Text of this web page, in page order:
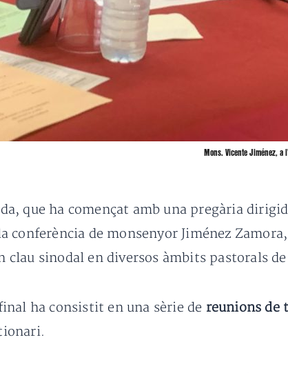
Mons. Vicente Jiménez, a
que ha començat amb una pregària
conferència de monsenyor Jiménez
clau sinodal en diversos àmbits pastorals
ha consistit en una sèrie de reunions de